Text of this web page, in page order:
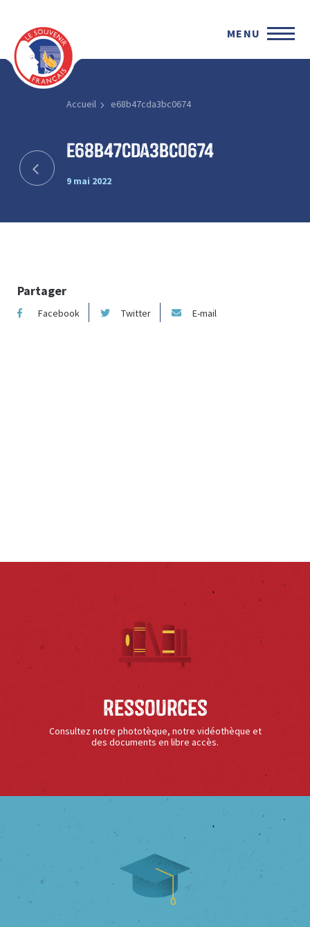
MENU
Accueil e68b47cda3bc0674
e68b47cda3bc0674
9 mai 2022
Partager
Facebook Twitter E-mail
Ressources
Consultez notre phototèque, notre vidéothèque et
des documents en libre accès.